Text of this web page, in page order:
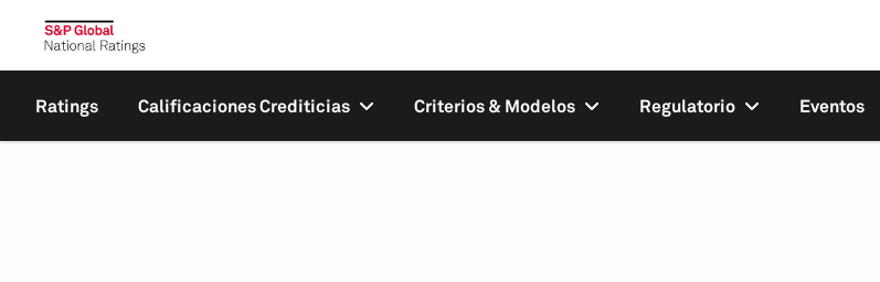
Ratings Calificaciones Crediticias Criterios & Modelos Regulatorio Eventos